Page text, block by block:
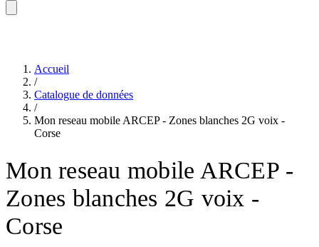
Accueil
/
Catalogue de données
/
Mon reseau mobile ARCEP - Zones blanches 2G voix -
Corse
Mon reseau mobile ARCEP -
Zones blanches 2G voix -
Corse